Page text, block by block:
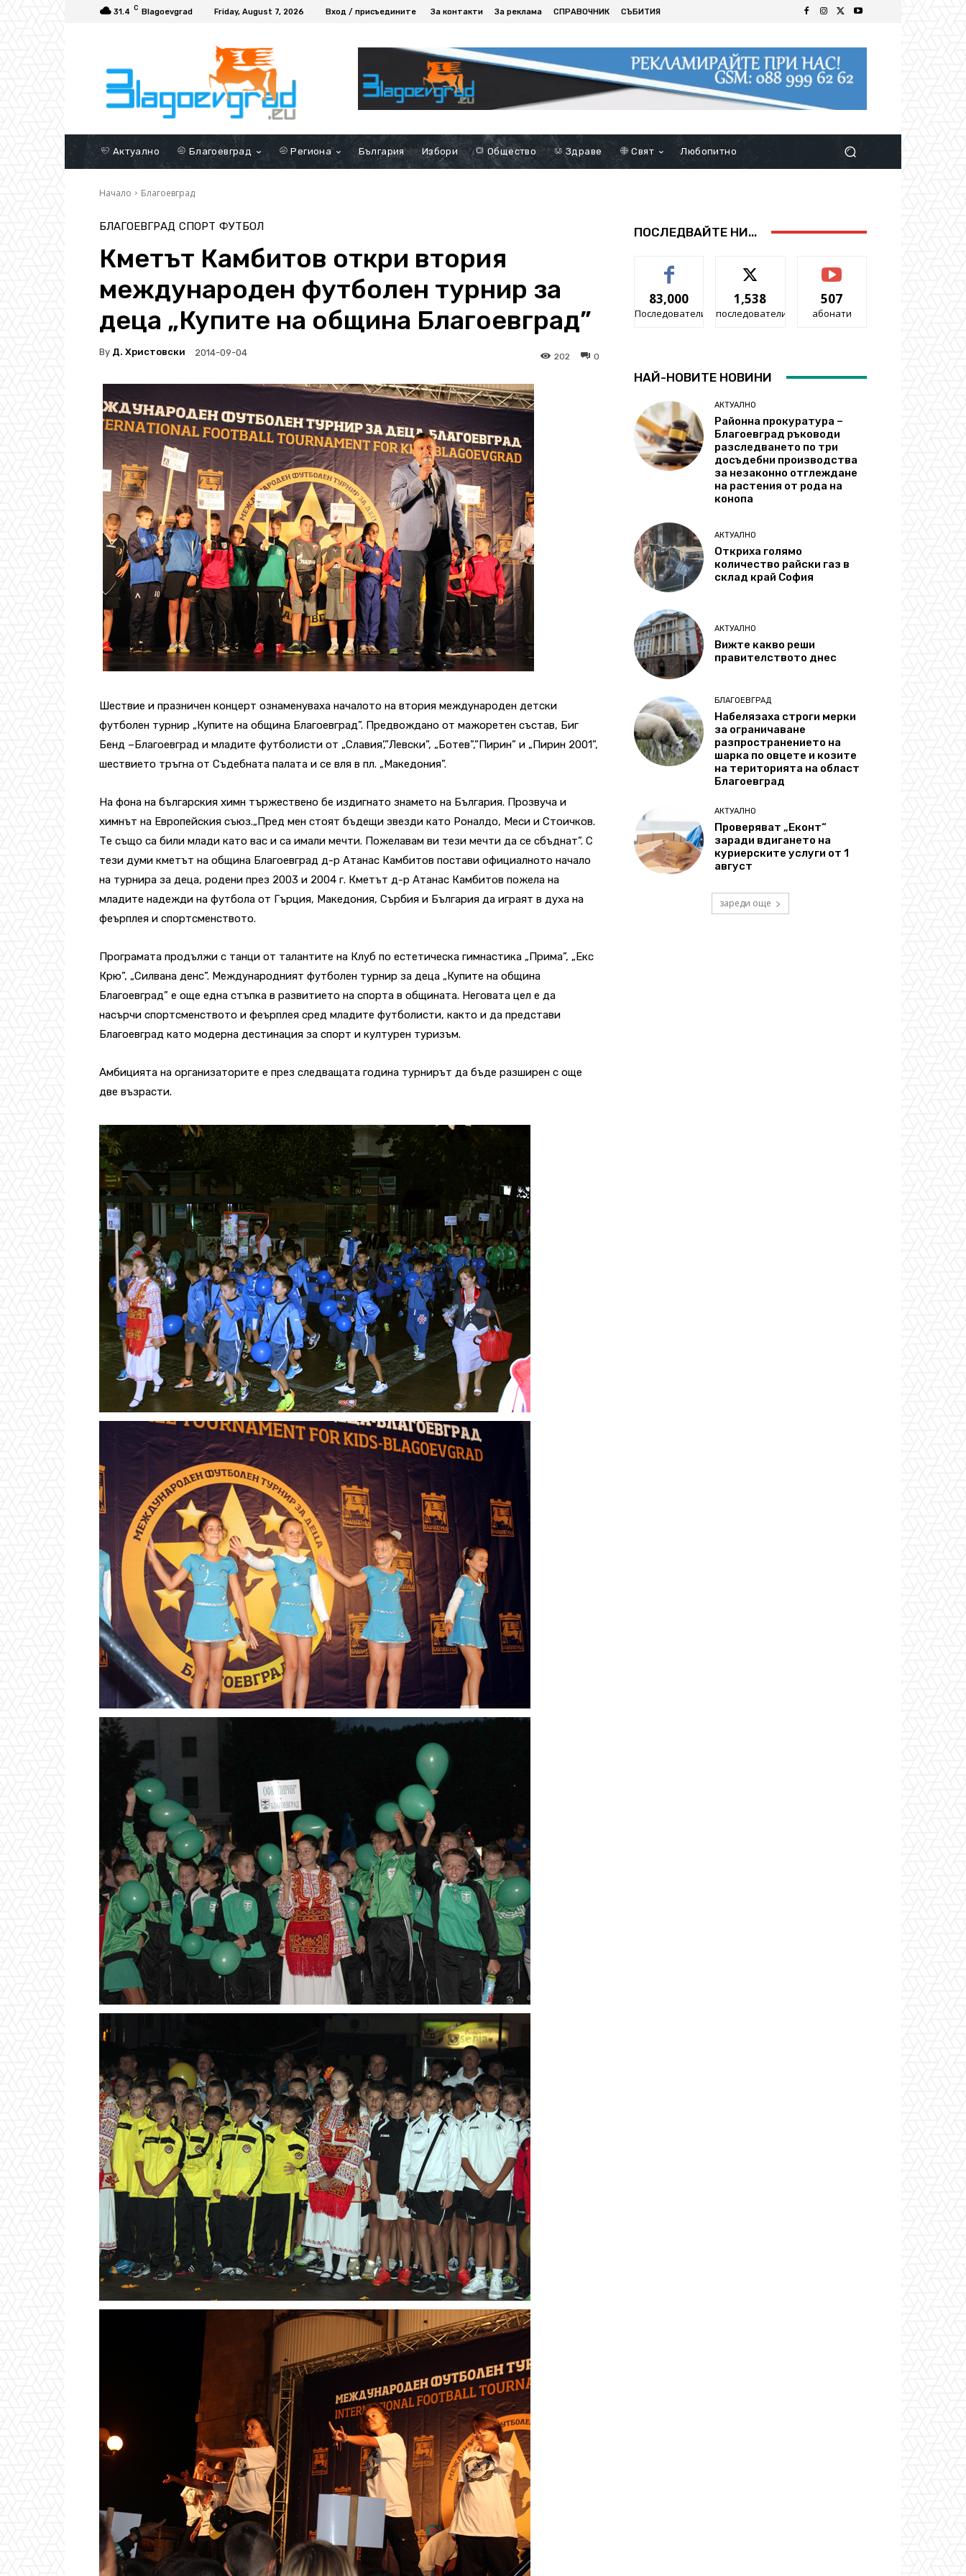
31.4 C Blagoevgrad Friday, August 7, 2026 Вход / присъедините За контакти За реклама СПРАВОЧНИК СЪБИТИЯ
Актуално Благоевград Региона България Избори Общество Здраве Свят Любопитно
Начало Благоевград
БЛАГОЕВГРАД СПОРТ ФУТБОЛ
Кметът Камбитов откри втория
международен футболен турнир за
деца „Купите на община Благоевград”
By Д. Христовски 2014-09-04 0
202
Шествие и празничен концерт ознаменуваха началото на втория международен детски
футболен турнир „Купите на община Благоевград”. Предвождано от мажоретен състав, Биг
Бенд –Благоевград и младите футболисти от „Славия’,”Левски”, „Ботев”,”Пирин” и „Пирин 2001”,
шествието тръгна от Съдебната палата и се вля в пл. „Македония”.
На фона на българския химн тържествено бе издигнато знамето на България. Прозвуча и
химнът на Европейския съюз.„Пред мен стоят бъдещи звезди като Роналдо, Меси и Стоичков.
Те също са били млади като вас и са имали мечти. Пожелавам ви тези мечти да се сбъднат”. С
тези думи кметът на община Благоевград д-р Атанас Камбитов постави официалното начало
на турнира за деца, родени през 2003 и 2004 г. Кметът д-р Атанас Камбитов пожела на
младите надежди на футбола от Гърция, Македония, Сърбия и България да играят в духа на
феърплея и спортсменството.
Програмата продължи с танци от талантите на Клуб по естетическа гимнастика „Прима”, „Екс
Крю”, „Силвана денс”. Международният футболен турнир за деца „Купите на община
Благоевград” е още една стъпка в развитието на спорта в общината. Неговата цел е да
насърчи спортсменството и феърплея сред младите футболисти, както и да представи
Благоевград като модерна дестинация за спорт и културен туризъм.
Амбицията на организаторите е през следващата година турнирът да бъде разширен с още
две възрасти.
ПОСЛЕДВАЙТЕ НИ...
83,000
Последователи
1,538
последователи
507
абонати
НАЙ-НОВИТЕ НОВИНИ
АКТУАЛНО
Районна прокуратура –
Благоевград ръководи
разследването по три
досъдебни производства
за незаконно отглеждане
на растения от рода на
конопа
АКТУАЛНО
Откриха голямо
количество райски газ в
склад край София
АКТУАЛНО
Вижте какво реши
правителството днес
БЛАГОЕВГРАД
Набелязаха строги мерки
за ограничаване
разпространението на
шарка по овцете и козите
на територията на област
Благоевград
АКТУАЛНО
Проверяват „Еконт“
заради вдигането на
куриерските услуги от 1
август
зареди още